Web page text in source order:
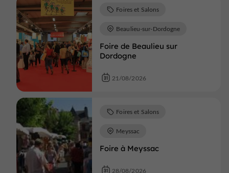
Foire de Beaulieu sur
Dordogne
Foires et Salons
Beaulieu-sur-Dordogne
21/08/2026
Foire à Meyssac
Foires et Salons
Meyssac
28/08/2026